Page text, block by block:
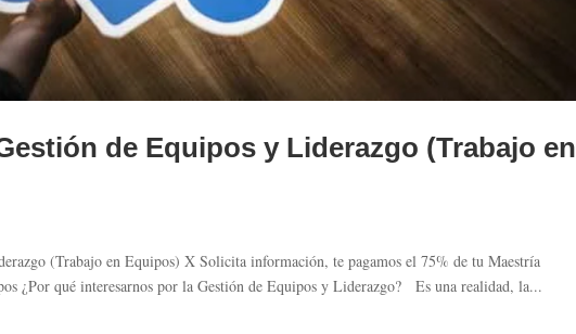
de Equipos y Liderazgo (Trabajo en
(Trabajo en Equipos) X Solicita información, te pagamos el 75% de tu Maestría
¿Por qué interesarnos por la Gestión de Equipos y Liderazgo? Es una realidad, la...